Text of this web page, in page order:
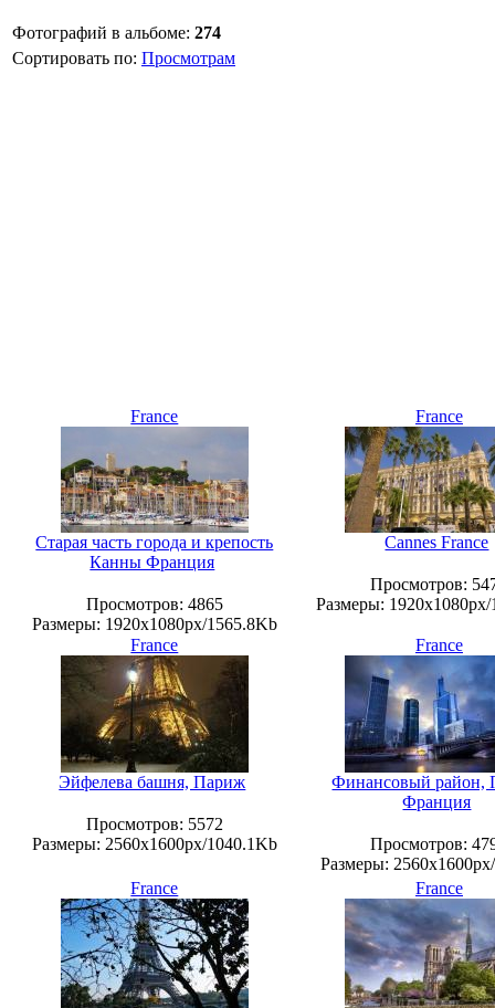
Фотографий в альбоме: 274
Сортировать по: Просмотрам
France
Старая часть города и крепость
Канны Франция
Просмотров: 4865
Размеры: 1920x1080px/1565.8Kb
France
Cannes France
Просмотров:
Размеры:
France
Эйфелева башня, Париж
Просмотров: 5572
Размеры: 2560x1600px/1040.1Kb
France
Финансовый район,
Франция
Просмотров:
Размеры:
France
France